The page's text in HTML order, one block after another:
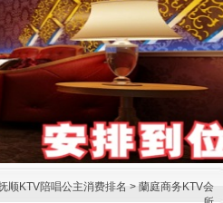
顺KTV陪唱公主消费排名 > 蘭庭商务KTV会